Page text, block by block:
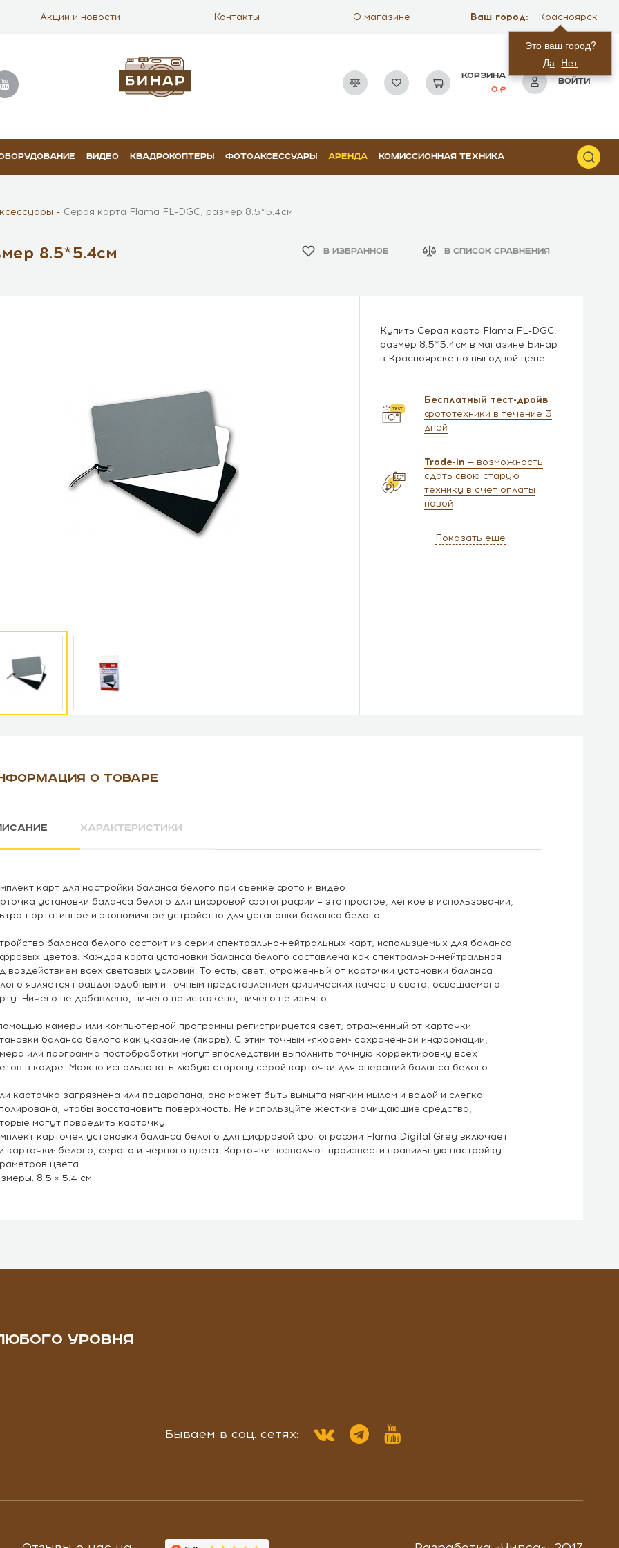
Акции и новости Контакты О магазине Ваш город:
Это ваш город?
Да Нет
Красноярск
КОРЗИНА
0
ВОЙТИ
ВИДЕО КВАДРОКОПТЕРЫ ФОТОАКСЕССУАРЫ АРЕНДА КОМИССИОННАЯ ТЕХНИКА
Серая карта Flama FL-DGC, размер 8.5*5.4см
8.5*5.4см В ИЗБРАННОЕ В СПИСОК СРАВНЕНИЯ
Купить Серая карта Flama FL-DGC,
размер 8.5*5.4см в магазине Бинар
в Красноярске по выгодной цене
Бесплатный тест-драйв
фототехники в течение 3
дней
Trade-in — возможность
сдать свою старую
технику в счёт оплаты
новой
Показать еще
О ТОВАРЕ
ХАРАКТЕРИСТИКИ
карт для настройки баланса белого при съемке фото и видео
установки баланса белого для цифровой фотографии – это простое, легкое в использовании,
портативное и экономичное устройство для установки баланса белого.
баланса белого состоит из серии спектрально-нейтральных карт, используемых для баланса
цветов. Каждая карта установки баланса белого составлена как спектрально-нейтральная
воздействием всех световых условий. То есть, свет, отраженный от карточки установки баланса
является правдоподобным и точным представлением физических качеств света, освещаемого
Ничего не добавлено, ничего не искажено, ничего не изъято.
камеры или компьютерной программы регистрируется свет, отраженный от карточки
баланса белого как указание (якорь). С этим точным «якорем» сохраненной информации,
или программа постобработки могут впоследствии выполнить точную корректировку всех
в кадре. Можно использовать любую сторону серой карточки для операций баланса белого.
карточка загрязнена или поцарапана, она может быть вымыта мягким мылом и водой и слегка
чтобы восстановить поверхность. Не используйте жесткие очищающие средства,
могут повредить карточку.
карточек установки баланса белого для цифровой фотографии Flama Digital Grey включает
карточки: белого, серого и черного цвета. Карточки позволяют произвести правильную настройку
цвета.
8.5 × 5.4 см
УРОВНЯ
Бываем в соц. сетях: